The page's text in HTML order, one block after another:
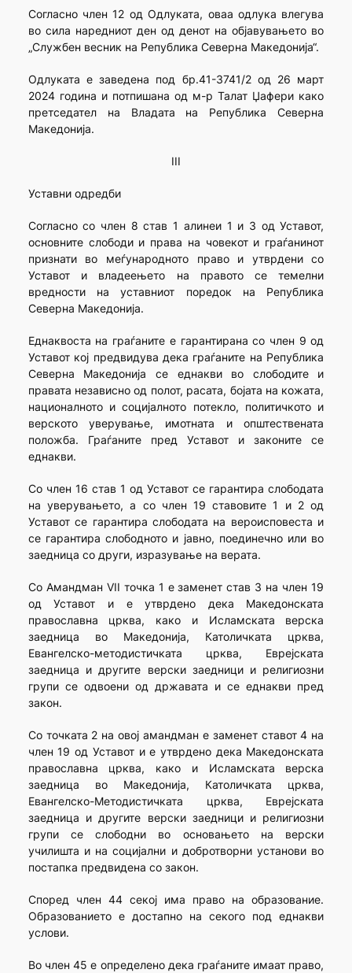
Согласно член 12 од Одлуката, оваа одлука влегува
во сила наредниот ден од денот на објавувањето во
„Службен весник на Република Северна Македонија“.
Одлуката е заведена под бр.41-3741/2 од 26 март
2024 година и потпишана од м-р Талат Џафери како
претседател на Владата на Република Северна
Македонија.
III
Уставни одредби
Согласно со член 8 став 1 алинеи 1 и 3 од Уставот,
основните слободи и права на човекот и граѓанинот
признати во меѓународното право и утврдени со
Уставот и владеењето на правото се темелни
вредности на уставниот поредок на Република
Северна Македонија.
Еднаквоста на граѓаните е гарантирана со член 9 од
Уставот кој предвидува дека граѓаните на Република
Северна Македонија се еднакви во слободите и
правата независно од полот, расата, бојата на кожата,
националното и социјалното потекло, политичкото и
верското уверување, имотната и општествената
положба. Граѓаните пред Уставот и законите се
еднакви.
Со член 16 став 1 од Уставот се гарантира слободата
на уверувањето, а со член 19 ставовите 1 и 2 од
Уставот се гарантира слободата на вероисповеста и
се гарантира слободното и јавно, поединечно или во
заедница со други, изразување на верата.
Со Амандман VII точка 1 е заменет став 3 на член 19
од Уставот и е утврдено дека Македонската
православна црква, како и Исламската верска
заедница во Македонија, Католичката црква,
Евангелско-методистичката црква, Еврејската
заедница и другите верски заедници и религиозни
групи се одвоени од државата и се еднакви пред
закон.
Со точката 2 на овој амандман е заменет ставот 4 на
член 19 од Уставот и е утврдено дека Македонската
православна црква, како и Исламската верска
заедница во Македонија, Католичката црква,
Евангелско-Методистичката црква, Еврејската
заедница и другите верски заедници и религиозни
групи се слободни во основањето на верски
училишта и на социјални и добротворни установи во
постапка предвидена со закон.
Според член 44 секој има право на образование.
Образованието е достапно на секого под еднакви
услови.
Во член 45 е определено дека граѓаните имаат право,